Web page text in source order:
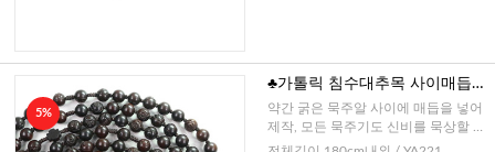
5%
♣가톨릭 침수대추목 사이매듭
장미조각 20단묵주-12mm
약간 굵은 묵주알 사이에 매듭을 넣어
제작, 모든 묵주기도 신비를 묵상할 수
있습니다.